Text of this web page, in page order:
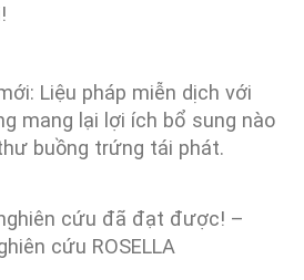
Liệu pháp miễn dịch với
mang lại lợi ích bổ sung nào
buồng trứng tái phát.
cứu đã đạt được! –
cứu ROSELLA